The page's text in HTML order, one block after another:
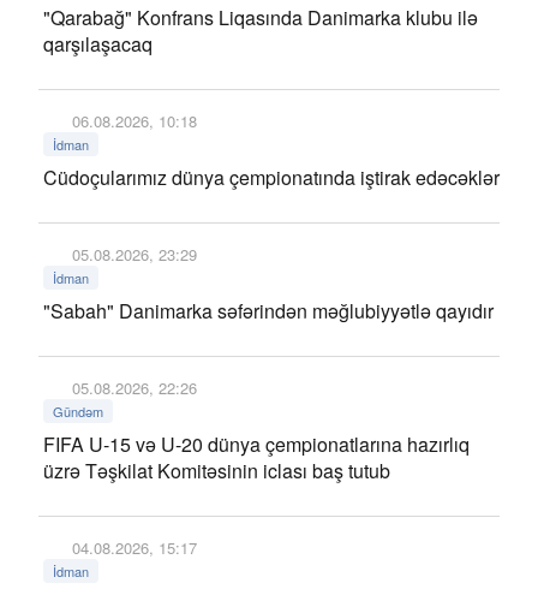
"Qarabağ" Konfrans Liqasında Danimarka klubu ilə
qarşılaşacaq
06.08.2026, 10:18
İdman
Cüdoçularımız dünya çempionatında iştirak edəcəklər
05.08.2026, 23:29
İdman
"Sabah" Danimarka səfərindən məğlubiyyətlə qayıdır
05.08.2026, 22:26
Gündəm
FIFA U-15 və U-20 dünya çempionatlarına hazırlıq
üzrə Təşkilat Komitəsinin iclası baş tutub
04.08.2026, 15:17
İdman